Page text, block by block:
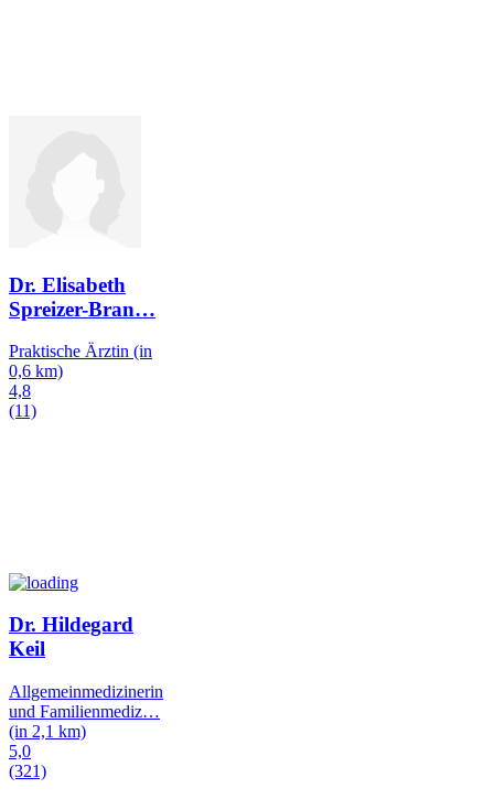
Dr. Elisabeth
Spreizer-Bran…
Praktische Ärztin (in
0,6 km)
4,8
(11)
Dr. Hildegard
Keil
Allgemeinmedizinerin
und Familienmediz…
(in 2,1 km)
5,0
(321)